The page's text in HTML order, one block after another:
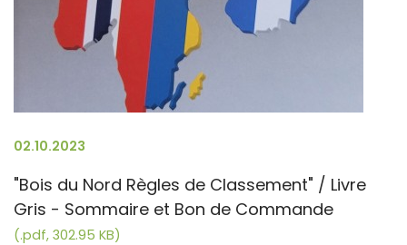
02.10.2023
"Bois du Nord Règles de Classement" / Livre
Gris - Sommaire et Bon de Commande
(.pdf, 302.95 KB)